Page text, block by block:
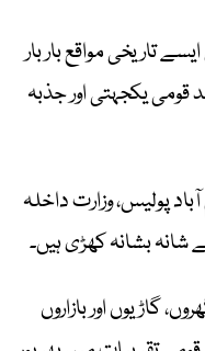
تاریخی مواقع بار بار
قومی یکجہتی اور جذبہ
پولیس، وزارت داخلہ
شانہ بشانہ کھڑی ہیں۔
گاڑیوں اور بازاروں